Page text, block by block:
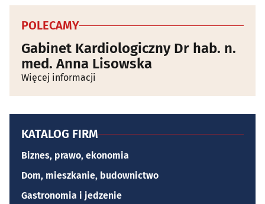
POLECAMY
Gabinet Kardiologiczny Dr hab. n.
med. Anna Lisowska
Więcej informacji
KATALOG FIRM
Biznes, prawo, ekonomia
Dom, mieszkanie, budownictwo
Gastronomia i jedzenie